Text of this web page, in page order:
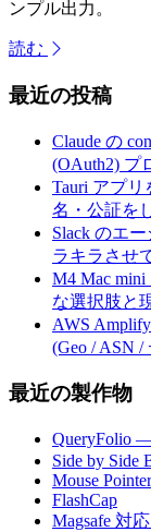
ンプル出力。
読む
最近の投稿
Claude の
(OAuth2) プ
Tauri アプリ
名・公証を
Slack のエ
ラキラさせ
M4 Mac
な選択肢と
AWS
(Geo / ASN
最近の製作物
QueryFolio
Side by Side
Mouse
FlashCap
Magsafe 対